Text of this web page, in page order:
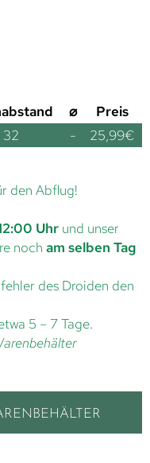
⌀
Preis
32 - 25,99€
den Abflug!
Uhr und unser
noch am selben Tag
des Droiden den
5 – 7 Tage.